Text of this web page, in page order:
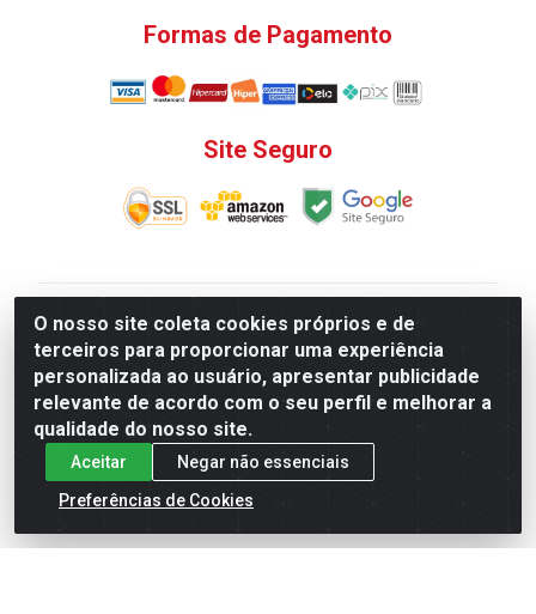
O nosso site coleta cookies próprios e de
terceiros para proporcionar uma experiência
personalizada ao usuário, apresentar publicidade
relevante de acordo com o seu perfil e melhorar a
qualidade do nosso site.
Aceitar
Negar não essenciais
Preferências de Cookies
Formas de Pagamento
Site Seguro
V. C. Ferragens LTDA - Rua do Matoso, 132 - Praça da
Bandeira, Rio de Janeiro/ RJ - CEP 20.270-135 - CNPJ
12.324.723/0001-25
Todas as regras de promoções, descontos, preços e
prazos de pagamento e entrega expostos aqui são
válidos apenas para compras via internet. Preços e
estoque sujeito a alterações sem aviso prévio.